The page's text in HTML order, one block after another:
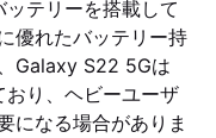
テリーを搭載して
優れたバッテリー持
Galaxy S22 5Gは
り、ヘビーユーザ
になる場合がありま